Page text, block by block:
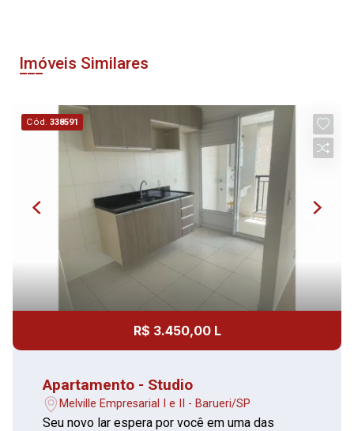
Imóveis Similares
Cód.338591
R$ 3.450,00 L
Apartamento - Studio
Melville Empresarial I e II - Barueri/SP
Seu novo lar espera por você em uma das